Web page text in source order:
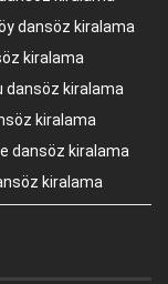
dansöz kiralama
kiralama
dansöz kiralama
kiralama
dansöz kiralama
kiralama